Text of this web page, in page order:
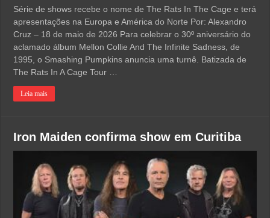
Série de shows recebe o nome de The Rats In The Cage e terá
apresentações na Europa e América do Norte Por: Alexandro
Cruz – 18 de maio de 2026 Para celebrar o 30º aniversário do
aclamado álbum Mellon Collie And The Infinite Sadness, de
1995, o Smashing Pumpkins anuncia uma turnê. Batizada de
The Rats In A Cage Tour …
Leia mais
Iron Maiden confirma show em Curitiba